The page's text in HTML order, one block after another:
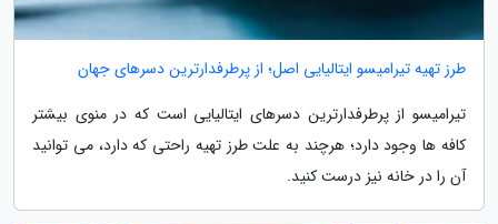
طرز تهیه تیرامیسو ایتالیایی اصل؛ از پرطرفدارترین دسرهای جهان
تیرامیسو از پرطرفدارترین دسرهای ایتالیایی است که در منوی بیشتر
کافه ها وجود دارد؛ هرچند به علت طرز تهیه راحتی که دارد، می توانید
آن را در خانه نیز درست کنید.